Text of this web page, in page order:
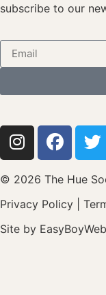
subscribe to our
© 2026 The Hue
Privacy Policy
Site by EasyBoyWeb